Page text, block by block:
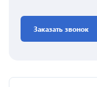
Заказать звонок